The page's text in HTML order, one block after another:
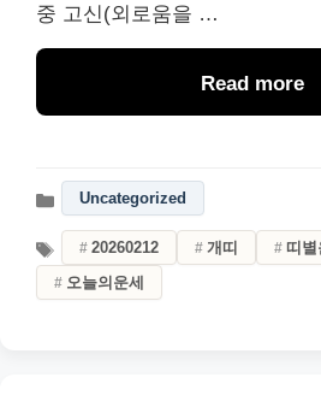
중 고신(외로움을 …
Read more
Uncategorized
20260212 개띠 띠별
오늘의운세